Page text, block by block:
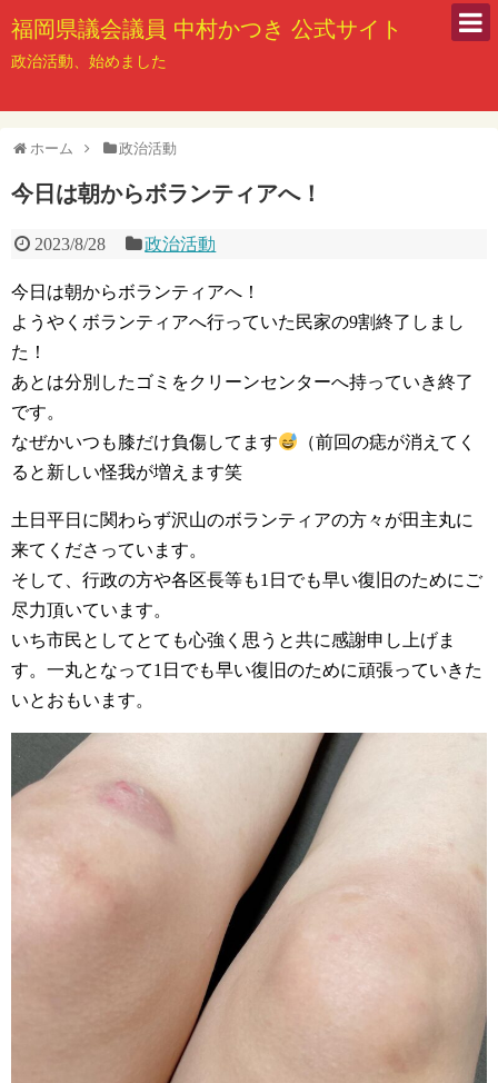
福岡県議会議員 中村かつき 公式サイト
政治活動、始めました
ホーム 政治活動
今日は朝からボランティアへ！
2023/8/28 政治活動
今日は朝からボランティアへ！
ようやくボランティアへ行っていた民家の9割終了しまし
た！
あとは分別したゴミをクリーンセンターへ持っていき終了
です。
なぜかいつも膝だけ負傷してます
（前回の痣が消えてく
ると新しい怪我が増えます笑
土日平日に関わらず沢山のボランティアの方々が田主丸に
来てくださっています。
そして、行政の方や各区長等も1日でも早い復旧のためにご
尽力頂いています。
いち市民としてとても心強く思うと共に感謝申し上げま
す。一丸となって1日でも早い復旧のために頑張っていきた
いとおもいます。